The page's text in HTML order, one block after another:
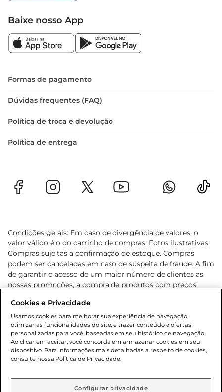
Baixe nosso App
Formas de pagamento
Dúvidas frequentes (FAQ)
Política de troca e devolução
Política de entrega
Condições gerais: Em caso de divergência de valores, o
valor válido é o do carrinho de compras. Fotos ilustrativas.
Compras sujeitas a confirmação de estoque. Compras
podem ser canceladas em caso de suspeita de fraude. A fim
de garantir o acesso de um maior número de clientes as
nossas promoções, a compra de produtos com preços
cliente. Os preços, ofertas e condições são exclusivos para
o e-commerce e válidos durante o dia de hoje, podendo
sofrer alterações sem prévia notificação. Proibida a venda
de bebidas alcoólicas para menores de 18 anos, conforme
Lei n.º 8069/90, art. 81, inciso II (Estatuto da Criança e do
Adolescente). Preços e condições exclusivos para o
aviso prévio. O valor mínimo para as compras on-line é de
Cookies e Privacidade
Usamos cookies para melhorar sua experiência de navegação,
otimizar as funcionalidades do site, e trazer conteúdo e ofertas
personalizadas para você, baseadas em seu histórico de navegação.
Ao clicar em aceitar, você concorda em armazenar cookies em seu
dispositivo. Para informações mais detalhadas a respeito de cookies,
consulte nossa Política de Privacidade.
Configurar privacidade